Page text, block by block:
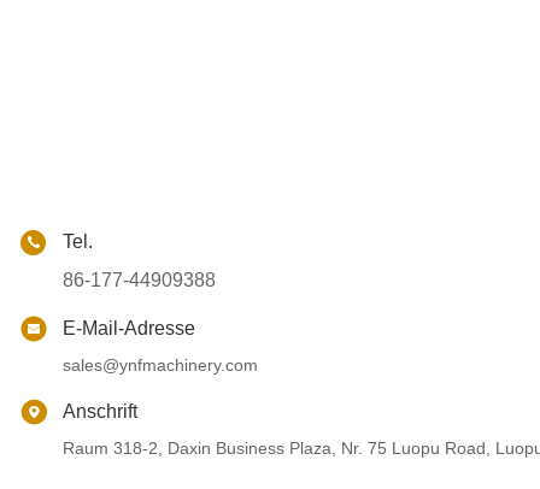
Tel.
86-177-44909388
E-Mail-Adresse
sales@ynfmachinery.com
Anschrift
Raum 318-2, Daxin Business Plaza, Nr. 75 Luopu Road,